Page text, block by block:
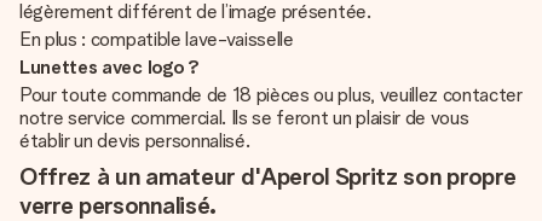
légèrement différent de l’image présentée.
En plus : compatible lave-vaisselle
Lunettes avec logo ?
Pour toute commande de 18 pièces ou plus, veuillez contacter
notre service commercial. Ils se feront un plaisir de vous
établir un devis personnalisé.
Offrez à un amateur d'Aperol Spritz son propre
verre personnalisé.